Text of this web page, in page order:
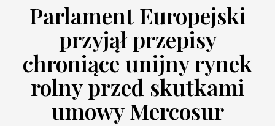
Parlament Europejski
przyjął przepisy
chroniące unijny rynek
rolny przed skutkami
umowy Mercosur
Twoje dane osobowe będą przetwarzane zgodnie zPolityką prywatności